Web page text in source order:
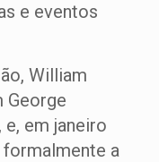
e eventos
William
George
em janeiro
a